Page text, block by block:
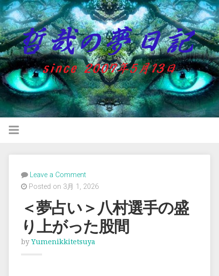
Leave a Comment
Posted on 3月 1, 2026
＜夢占い＞八村選手の盛
り上がった股間
byYumenikkitetsuya